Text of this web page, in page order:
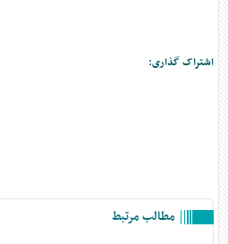
اشتراک گذاری:
مطالب مرتبط